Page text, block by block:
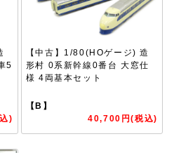
5
)
【中古】1/80(HOゲージ) 造
形村 0系新幹線0番台 大窓仕
様 4両基本セット
【B】
40,700円(税込)